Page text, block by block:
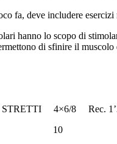
fa, deve includere
hanno lo scopo di
di sfinire il
STRETTI 4×6/8 Rec.
10